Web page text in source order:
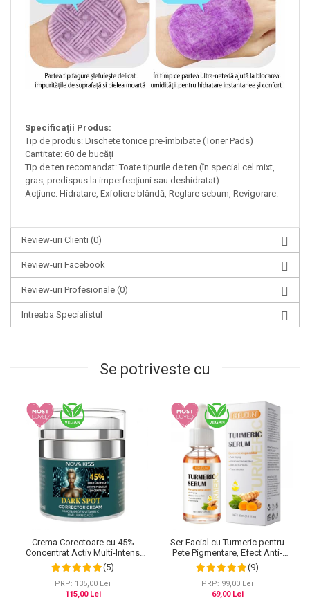
Specificații Produs:
Tip de produs: Dischete tonice pre-îmbibate (Toner Pads)
Cantitate: 60 de bucăți
Tip de ten recomandat: Toate tipurile de ten (în special cel mixt,
gras, predispus la imperfecțiuni sau deshidratat)
Acțiune: Hidratare, Exfoliere blândă, Reglare sebum, Revigorare.
Review-uri Clienti (0)
Review-uri Facebook
Review-uri Profesionale (0)
Intreaba Specialistul
Se potriveste cu
Crema Corectoare cu 45%
Concentrat Activ Multi-Intens
pentru Pete Pigmentare cu
Niacinamide, Vitamina C si Acid
Hialuronic, NOVA KISS® Dark
Spot, 50 ml
(5)
PRP: 135,00 Lei
115,00 Lei
Ser Facial cu Turmeric pentru
Pete Pigmentare, Efect Anti-
Imbatranire SEFUDUN, 30 ml
(9)
PRP: 99,00 Lei
69,00 Lei